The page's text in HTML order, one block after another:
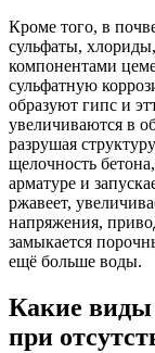
Кроме того, в
сульфаты,
компонентами
сульфатную
образуют гипс и
увеличиваются в
разрушая
щелочность
арматуре и
ржавеет,
напряжения,
замыкается
ещё больше воды.
Какие виды
при